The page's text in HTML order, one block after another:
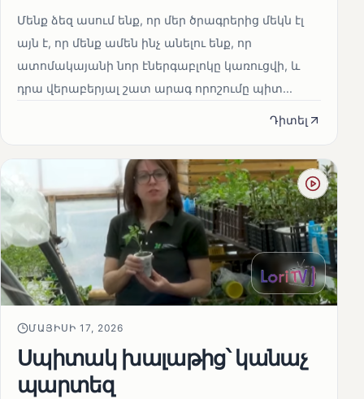
Մենք ձեզ ասում ենք, որ մեր ծրագրերից մեկն էլ
այն է, որ մենք ամեն ինչ անելու ենք, որ
ատոմակայանի նոր էներգաբլոկը կառուցվի, և
դրա վերաբերյալ շատ արագ որոշումը պիտ...
Դիտել
ՄԱՅԻՍԻ 17, 2026
Սպիտակ խալաթից՝ կանաչ
պարտեզ